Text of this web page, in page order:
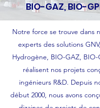
BIO-GAZ, BIO-
Notre force se trouve dans
experts des solutions
Hydrogène, BIO-GAZ, BIO-
réalisent nos projets
ingénieurs R&D. Depuis
début 2000, nous avons